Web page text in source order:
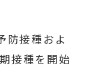
防接種およ
接種を開始